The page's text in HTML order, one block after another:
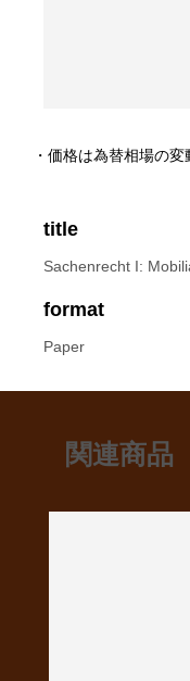
title
Sachenrecht I:
format
Paper
・価格は為替相場の
関連商品